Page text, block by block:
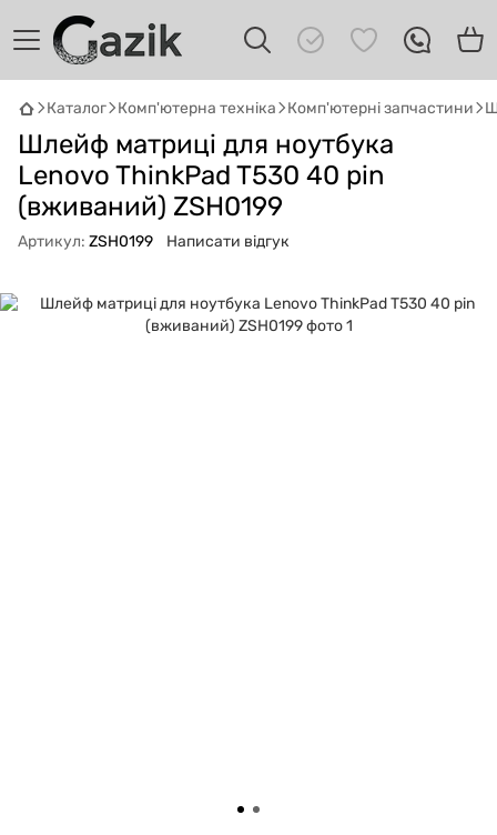
Каталог Комп'ютерна техніка Комп'ютерні запчастини
Шлейф матриці для ноутбука
Lenovo ThinkPad T530 40 pin
(вживаний) ZSH0199
Артикул: ZSH0199 Написати відгук
Онлайн · пошук техніки
Привіт! 👋 Я Gazik AI — допоможу
Що шукаєш?